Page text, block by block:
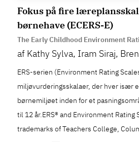
Fokus på fire
børnehave (ECERS-E)
The Early Childhood Environment
af Kathy Sylva, Iram Siraj,
ERS-serien (Environment Rating
miljøvurderingsskalaer, der hver især
børnemiljøet inden for et
til 12 år.ERS® and Environment Rating
trademarks of Teachers College,